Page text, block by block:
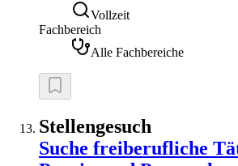
Vollzeit
Fachbereich
Alle Fachbereiche
Stellengesuch
Suche freiberufliche